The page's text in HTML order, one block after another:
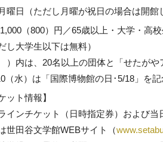
曜日（ただし月曜が祝日の場合は開館
（800）円／65歳以上・大学・高
し大学生以下は無料）
）内は、20名以上の団体と「せたがや
（水）は「国際博物館の日･5/18」を
ット情報】
インチケット（日時指定券）および当
世田谷文学館WEBサイト（